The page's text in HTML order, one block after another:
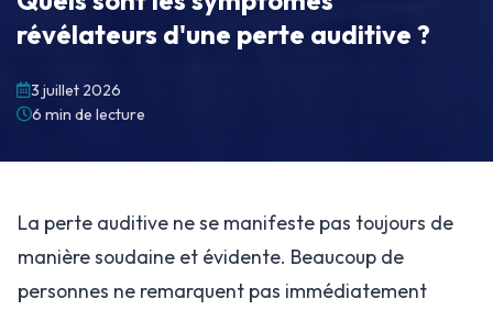
révélateurs d'une perte auditive ?
3 juillet 2026
6 min de lecture
La perte auditive ne se manifeste pas toujours de
manière soudaine et évidente. Beaucoup de
personnes ne remarquent pas immédiatement